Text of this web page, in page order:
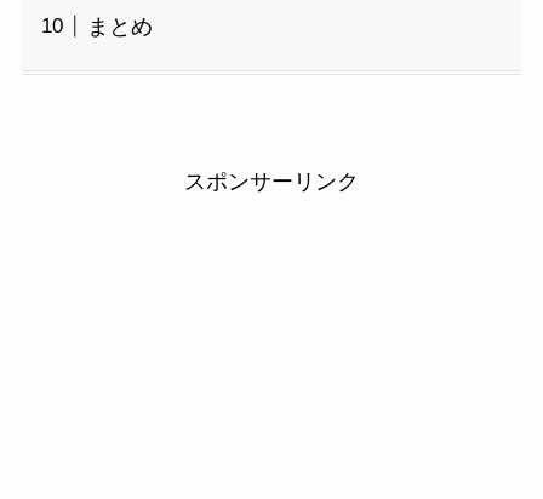
まとめ
スポンサーリンク